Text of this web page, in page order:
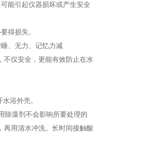
能引起仪器损坏或产生安全
得损失。
、无力、记忆力减
不仅安全，更能有效防止在水
浴外壳。
除藻剂不会影响所要处理的
再用清水冲洗。长时间接触酸